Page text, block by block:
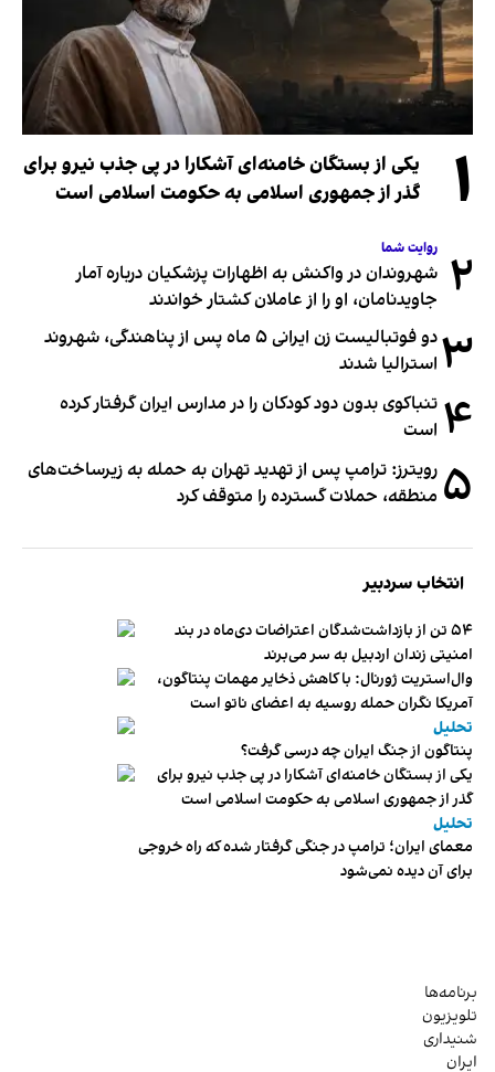
۱
یکی از بستگان خامنه‌ای آشکارا در پی جذب نیرو برای
گذر از جمهوری اسلامی به حکومت اسلامی است
۲ روایت شما
شهروندان در واکنش به اظهارات پزشکیان درباره آمار
جاویدنامان، او را از عاملان کشتار خواندند
۳
دو فوتبالیست زن ایرانی ۵ ماه پس از پناهندگی، شهروند
استرالیا شدند
۴ تنباکوی بدون دود کودکان را در مدارس ایران گرفتار کرده
است
۵ رویترز: ترامپ پس از تهدید تهران به حمله به زیرساخت‌های
منطقه، حملات گسترده را متوقف کرد
انتخاب سردبیر
۵۴ تن از بازداشت‌شدگان اعتراضات دی‌ماه در بند
امنیتی زندان اردبیل به سر می‌برند
وال‌استریت ژورنال: با کاهش ذخایر مهمات پنتاگون،
آمریکا نگران حمله روسیه به اعضای ناتو‌ است
تحلیل
پنتاگون از جنگ ایران چه درسی گرفت؟
یکی از بستگان خامنه‌ای آشکارا در پی جذب نیرو برای
گذر از جمهوری اسلامی به حکومت اسلامی است
تحلیل
معمای ایران؛ ترامپ در جنگی گرفتار شده که راه خروجی
برای آن دیده نمی‌شود
برنامه‌ها
تلویزیون
شنیداری
ایران